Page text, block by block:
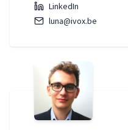
LinkedIn
luna@ivox.be